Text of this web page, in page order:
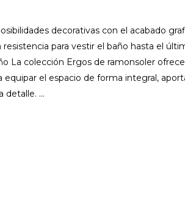
decorativas con el acabado
para vestir el baño hasta el
La colección Ergos de ramonsoler
equipar el espacio de forma integral,
detalle.